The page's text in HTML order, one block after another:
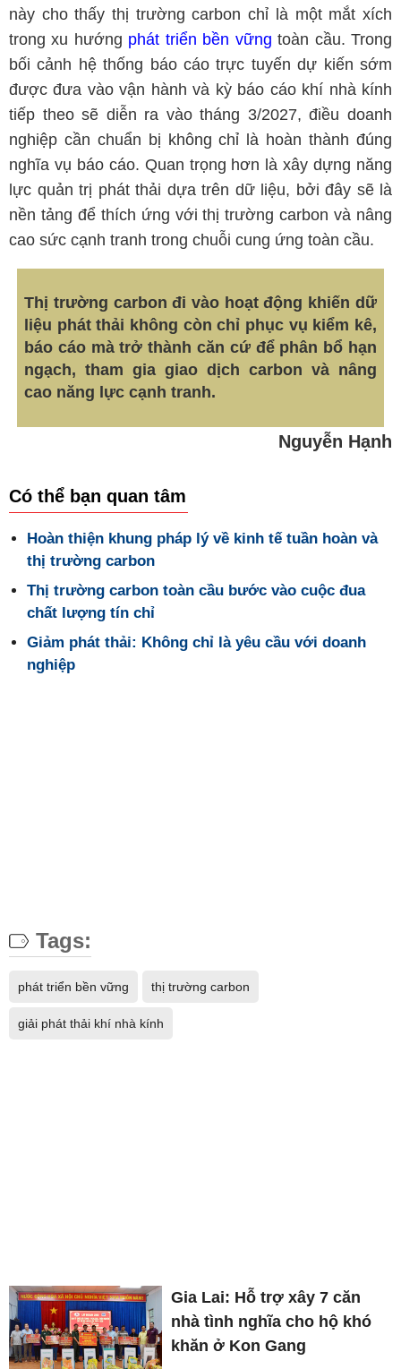
này cho thấy thị trường carbon chỉ là một mắt xích
trong xu hướng phát triển bền vững toàn cầu. Trong
bối cảnh hệ thống báo cáo trực tuyến dự kiến sớm
được đưa vào vận hành và kỳ báo cáo khí nhà kính
tiếp theo sẽ diễn ra vào tháng 3/2027, điều doanh
nghiệp cần chuẩn bị không chỉ là hoàn thành đúng
nghĩa vụ báo cáo. Quan trọng hơn là xây dựng năng
lực quản trị phát thải dựa trên dữ liệu, bởi đây sẽ là
nền tảng để thích ứng với thị trường carbon và nâng
cao sức cạnh tranh trong chuỗi cung ứng toàn cầu.
Thị trường carbon đi vào hoạt động khiến dữ
liệu phát thải không còn chỉ phục vụ kiểm kê,
báo cáo mà trở thành căn cứ để phân bổ hạn
ngạch, tham gia giao dịch carbon và nâng
cao năng lực cạnh tranh.
Nguyễn Hạnh
Có thể bạn quan tâm
Hoàn thiện khung pháp lý về kinh tế tuần hoàn và
thị trường carbon
Thị trường carbon toàn cầu bước vào cuộc đua
chất lượng tín chỉ
Giảm phát thải: Không chỉ là yêu cầu với doanh
nghiệp
Tags:
phát triển bền vững thị trường carbon
giải phát thải khí nhà kính
Gia Lai: Hỗ trợ xây 7 căn
nhà tình nghĩa cho hộ khó
khăn ở Kon Gang